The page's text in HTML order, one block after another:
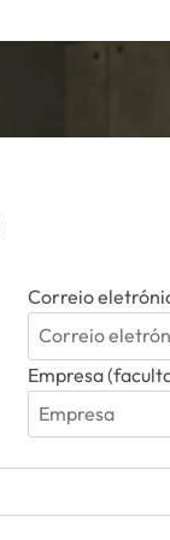
Correio
Empresa